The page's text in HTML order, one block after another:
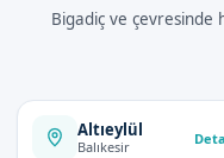
Bigadiç ve çevresinde
Altıeylül
Balıkesir